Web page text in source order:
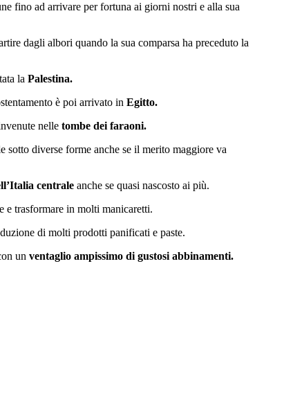
fino ad arrivare per fortuna ai giorni nostri e alla sua
dagli albori quando la sua comparsa ha preceduto la
la Palestina.
è poi arrivato in Egitto.
nelle tombe dei faraoni.
diverse forme anche se il merito maggiore va
centrale anche se quasi nascosto ai più.
e trasformare in molti manicaretti.
di molti prodotti panificati e paste.
un ventaglio ampissimo di gustosi abbinamenti.